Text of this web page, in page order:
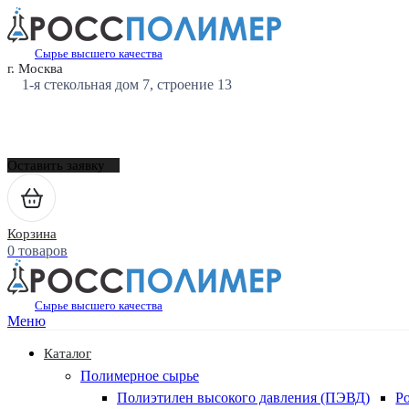
Сырье высшего качества
г. Москва
1-я стекольная дом 7, строение 13
Оставить заявку
Корзина
0 товаров
Сырье высшего качества
Меню
Каталог
Полимерное сырье
Полиэтилен высокого давления (ПЭВД)